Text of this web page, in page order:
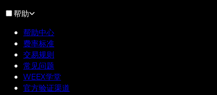
帮助
帮助中心
费率标准
交易规则
常见问题
WEEX学堂
官方验证渠道